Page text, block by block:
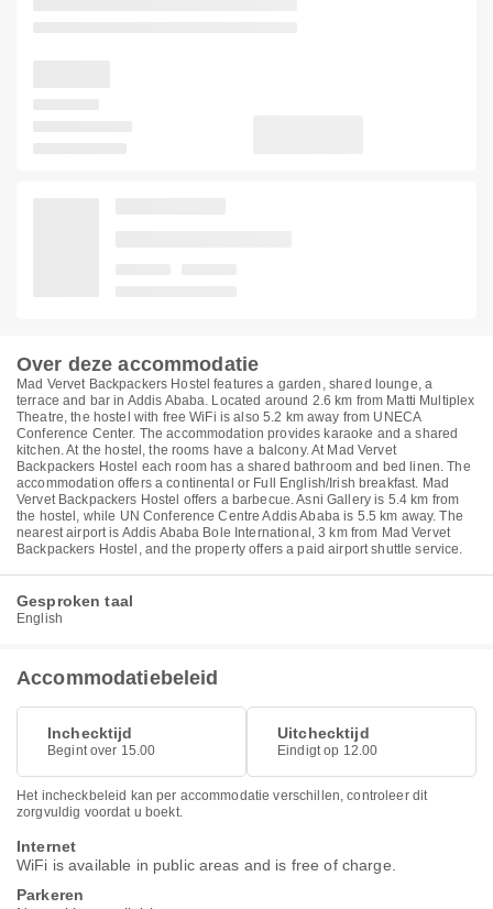
Over deze accommodatie
Mad Vervet Backpackers Hostel features a garden, shared lounge, a
terrace and bar in Addis Ababa. Located around 2.6 km from Matti Multiplex
Theatre, the hostel with free WiFi is also 5.2 km away from UNECA
Conference Center. The accommodation provides karaoke and a shared
kitchen. At the hostel, the rooms have a balcony. At Mad Vervet
Backpackers Hostel each room has a shared bathroom and bed linen. The
accommodation offers a continental or Full English/Irish breakfast. Mad
Vervet Backpackers Hostel offers a barbecue. Asni Gallery is 5.4 km from
the hostel, while UN Conference Centre Addis Ababa is 5.5 km away. The
nearest airport is Addis Ababa Bole International, 3 km from Mad Vervet
Backpackers Hostel, and the property offers a paid airport shuttle service.
Gesproken taal
English
Accommodatiebeleid
Inchecktijd
Begint over 15.00
Uitchecktijd
Eindigt op 12.00
Het incheckbeleid kan per accommodatie verschillen, controleer dit
zorgvuldig voordat u boekt.
Internet
WiFi is available in public areas and is free of charge.
Parkeren